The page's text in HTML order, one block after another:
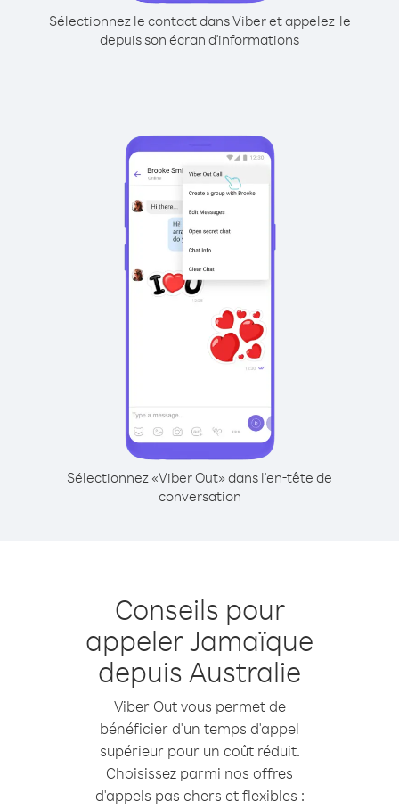
Sélectionnez le contact dans Viber et appelez-le
depuis son écran d'informations
Sélectionnez «Viber Out» dans l'en-tête de
conversation
Conseils pour
appeler Jamaïque
depuis Australie
Viber Out vous permet de
bénéficier d'un temps d'appel
supérieur pour un coût réduit.
Choisissez parmi nos offres
d'appels pas chers et flexibles :